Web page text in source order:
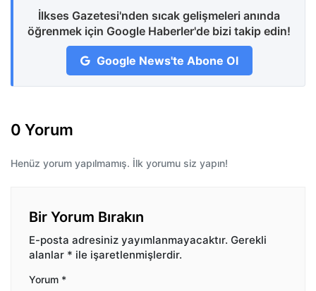
İlkses Gazetesi'nden sıcak gelişmeleri anında
öğrenmek için Google Haberler'de bizi takip edin!
Google News'te Abone Ol
0 Yorum
Henüz yorum yapılmamış. İlk yorumu siz yapın!
Bir Yorum Bırakın
E-posta adresiniz yayımlanmayacaktır. Gerekli
alanlar * ile işaretlenmişlerdir.
Yorum *